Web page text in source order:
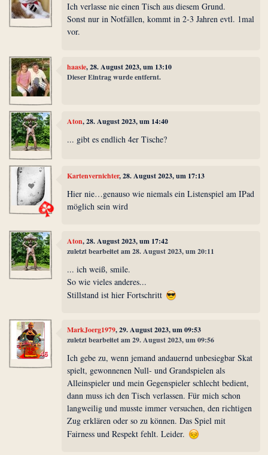
Ich verlasse nie einen Tisch aus diesem Grund.
Sonst nur in Notfällen, kommt in 2-3 Jahren evtl. 1mal
vor.
haasie, 28. August 2023, um 13:10
Dieser Eintrag wurde entfernt.
Aton, 28. August 2023, um 14:40
... gibt es endlich 4er Tische?
Kartenvernichter, 28. August 2023, um 17:13
Hier nie…genauso wie niemals ein Listenspiel am IPad
möglich sein wird
Aton, 28. August 2023, um 17:42
zuletzt bearbeitet am 28. August 2023, um 20:11
... ich weiß, smile.
So wie vieles anderes...
Stillstand ist hier Fortschritt
MarkJoerg1979, 29. August 2023, um 09:53
zuletzt bearbeitet am 29. August 2023, um 09:56
Ich gebe zu, wenn jemand andauernd unbesiegbar Skat
spielt, gewonnenen Null- und Grandspielen als
Alleinspieler und mein Gegenspieler schlecht bedient,
dann muss ich den Tisch verlassen. Für mich schon
langweilig und musste immer versuchen, den richtigen
Zug erklären oder so zu können. Das Spiel mit
Fairness und Respekt fehlt. Leider.